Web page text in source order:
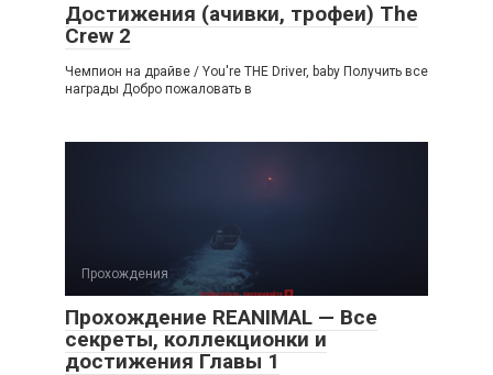
Достижения (ачивки, трофеи) The
Crew 2
Чемпион на драйве / You're THE Driver, baby Получить все
награды Добро пожаловать в
Прохождения
Прохождение REANIMAL — Все
секреты, коллекционки и
достижения Главы 1